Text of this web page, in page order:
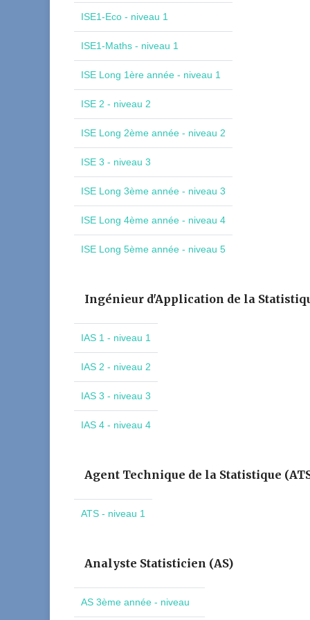
ISE1-Eco - niveau 1
ISE1-Maths - niveau 1
ISE Long 1ère année - niveau 1
ISE 2 - niveau 2
ISE Long 2ème année - niveau 2
ISE 3 - niveau 3
ISE Long 3ème année - niveau 3
ISE Long 4ème année - niveau 4
ISE Long 5ème année - niveau 5
Ingénieur d'Application de la
IAS 1 - niveau 1
IAS 2 - niveau 2
IAS 3 - niveau 3
IAS 4 - niveau 4
Agent Technique de la Statistique
ATS - niveau 1
Analyste Statisticien (AS)
AS 3ème année - niveau